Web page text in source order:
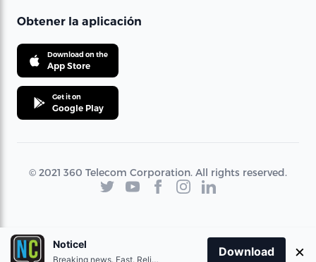
Obtener la aplicación
Download on the
App Store
Get it on
Google Play
© 2021 360 Telecom Corporation. All rights reserved.
Noticel
Breaking news. Fast. Reliable.
Download ×